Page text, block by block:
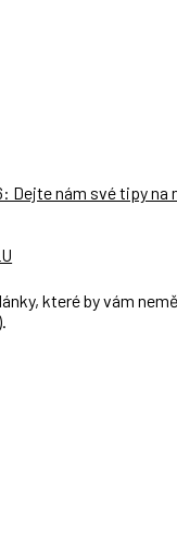
Dejte nám své tipy na
které by vám